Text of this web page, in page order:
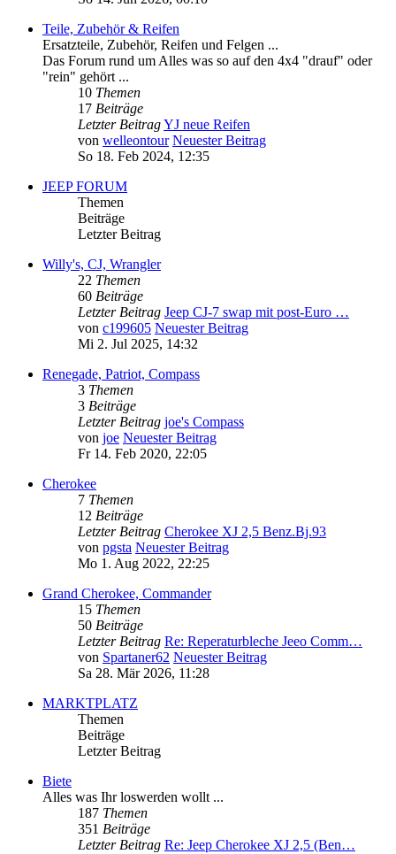
Teile, Zubehör & Reifen
Ersatzteile, Zubehör, Reifen und Felgen ...
Das Forum rund um Alles was so auf den 4x4 "drauf" oder
"rein" gehört ...
10 Themen
17 Beiträge
Letzter BeitragYJ neue Reifen
von welleontour Neuester Beitrag
So 18. Feb 2024, 12:35
JEEP FORUM
Themen
Beiträge
Letzter Beitrag
Willy's, CJ, Wrangler
22 Themen
60 Beiträge
Letzter Beitrag Jeep CJ-7 swap mit post-Euro …
von c199605 Neuester Beitrag
Mi 2. Jul 2025, 14:32
Renegade, Patriot, Compass
3 Themen
3 Beiträge
Letzter Beitrag joe's Compass
von joe Neuester Beitrag
Fr 14. Feb 2020, 22:05
Cherokee
7 Themen
12 Beiträge
Letzter Beitrag Cherokee XJ 2,5 Benz.Bj.93
von pgsta Neuester Beitrag
Mo 1. Aug 2022, 22:25
Grand Cherokee, Commander
15 Themen
50 Beiträge
Letzter Beitrag Re: Reperaturbleche Jeeo Comm…
von Spartaner62 Neuester Beitrag
Sa 28. Mär 2026, 11:28
MARKTPLATZ
Themen
Beiträge
Letzter Beitrag
Biete
Alles was Ihr loswerden wollt ...
187 Themen
351 Beiträge
Letzter Beitrag Re: Jeep Cherokee XJ 2,5 (Ben…